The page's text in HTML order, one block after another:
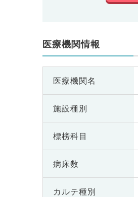
医療機関情報
医療機関名
施設種別
標榜科目
病床数
カルテ種別